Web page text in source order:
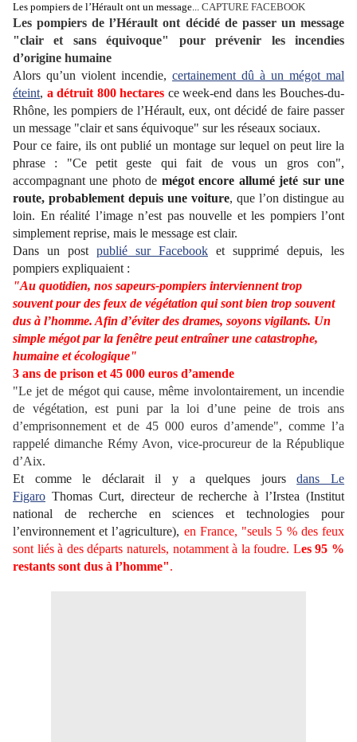
Les pompiers de l’Hérault ont un message... CAPTURE FACEBOOK
Les pompiers de l’Hérault ont décidé de passer un message
"clair et sans équivoque" pour prévenir les incendies
d’origine humaine
Alors qu’un violent incendie, certainement dû à un mégot mal
éteint, a détruit 800 hectares ce week-end dans les Bouches-du-
Rhône, les pompiers de l’Hérault, eux, ont décidé de faire passer
un message "clair et sans équivoque" sur les réseaux sociaux.
Pour ce faire, ils ont publié un montage sur lequel on peut lire la
phrase : "Ce petit geste qui fait de vous un gros con",
accompagnant une photo de mégot encore allumé jeté sur une
route, probablement depuis une voiture, que l’on distingue au
loin. En réalité l’image n’est pas nouvelle et les pompiers l’ont
simplement reprise, mais le message est clair.
Dans un post publié sur Facebook et supprimé depuis, les
pompiers expliquaient :
"Au quotidien, nos sapeurs-pompiers interviennent trop
souvent pour des feux de végétation qui sont bien trop souvent
dus à l’homme. Afin d’éviter des drames, soyons vigilants. Un
simple mégot par la fenêtre peut entraîner une catastrophe,
humaine et écologique"
3 ans de prison et 45 000 euros d’amende
"Le jet de mégot qui cause, même involontairement, un incendie
de végétation, est puni par la loi d’une peine de trois ans
d’emprisonnement et de 45 000 euros d’amende", comme l’a
rappelé dimanche Rémy Avon, vice-procureur de la République
d’Aix.
Et comme le déclarait il y a quelques joursdans Le
Figaro Thomas Curt, directeur de recherche à l’Irstea (Institut
national de recherche en sciences et technologies pour
l’environnement et l’agriculture), en France, "seuls 5 % des feux
sont liés à des départs naturels, notamment à la foudre. Les 95 %
restants sont dus à l’homme".